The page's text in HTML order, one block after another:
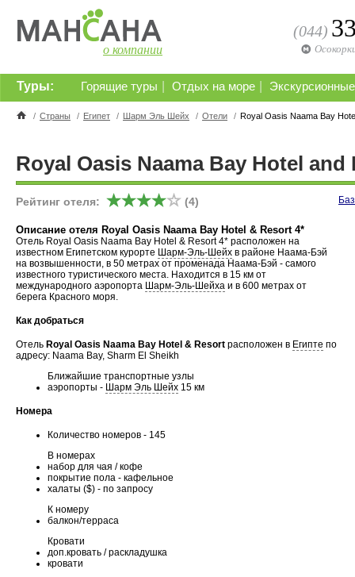
о компании
(044)
Горящие туры Отдых на море
Туры:
/ Страны / Египет / Шарм Эль Шейх / Отели / Royal Oasis Naama Bay
Royal Oasis Naama Bay Hotel and
Рейтинг отеля: (4)
Описание отеля Royal Oasis Naama Bay Hotel & Resort 4*
Отель Royal Oasis Naama Bay Hotel & Resort 4* расположен на
известном Египетском курорте Шарм-Эль-Шейх в районе Наама-Бэй
на возвышенности, в 50 метрах от променада Наама-Бэй - самого
известного туристического места. Находится в 15 км от
международного аэропорта Шарм-Эль-Шейха и в 600 метрах от
берега Красного моря.
Как добраться
Отель Royal Oasis Naama Bay Hotel & Resort расположен в Египте по
адресу: Naama Bay, Sharm El Sheikh
Ближайшие транспортные узлы
аэропорты - Шарм Эль Шейх 15 км
Номера
Количество номеров - 145
В номерах
набор для чая / кофе
покрытие пола - кафельное
халаты ($) - по запросу
К номеру
балкон/терраса
Кровати
доп.кровать / раскладушка
кровати